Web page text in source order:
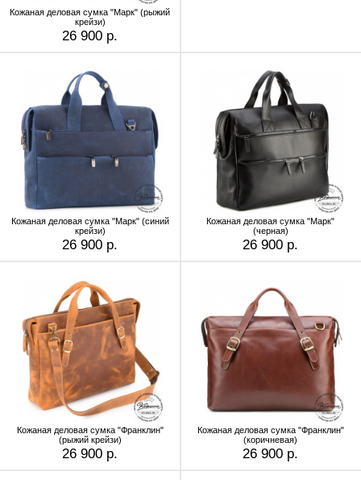
Кожаная деловая сумка "Марк" (рыжий
крейзи)
26 900 р.
Кожаная деловая сумка "Марк" (синий
крейзи)
26 900 р.
Кожаная деловая сумка "Марк"
(черная)
26 900 р.
Кожаная деловая сумка "Франклин"
(рыжий крейзи)
26 900 р.
Кожаная деловая сумка "Франклин"
(коричневая)
26 900 р.